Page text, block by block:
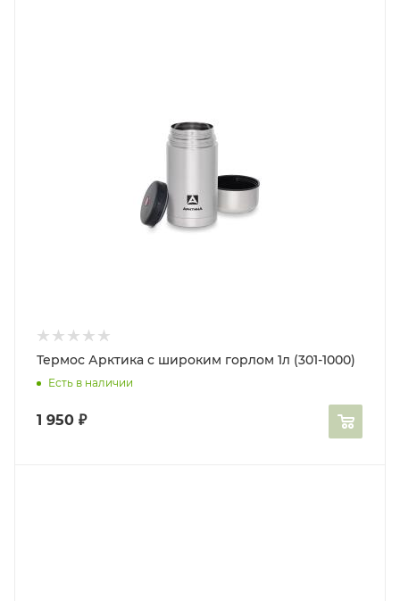
Термос Арктика с широким горлом 1л (301-1000)
Есть в наличии
1 950 ₽